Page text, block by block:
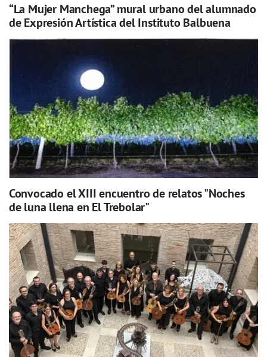
“La Mujer Manchega” mural urbano del alumnado
de Expresión Artística del Instituto Balbuena
Convocado el XIII encuentro de relatos "Noches
de luna llena en El Trebolar"